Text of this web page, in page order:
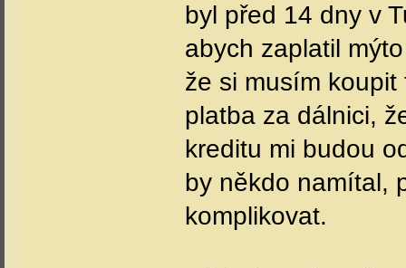
byl před 14 dny v
abych zaplatil
že si musím koupit
platba za dálnici,
kreditu mi budou
by někdo namítal,
komplikovat.